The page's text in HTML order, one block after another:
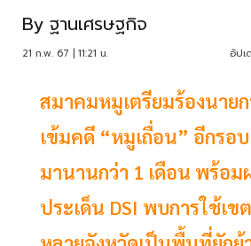
By ฐานเศรษฐกิจ
21 ก.พ. 67 | 11:21 น. อัปเ
สมาคมหมูเตรียมร้องนาย
เข้มคดี “หมูเถื่อน” อีกรอ
มานานกว่า 1 เดือน พร้อม
ประเด็น DSI พบการใช้เข